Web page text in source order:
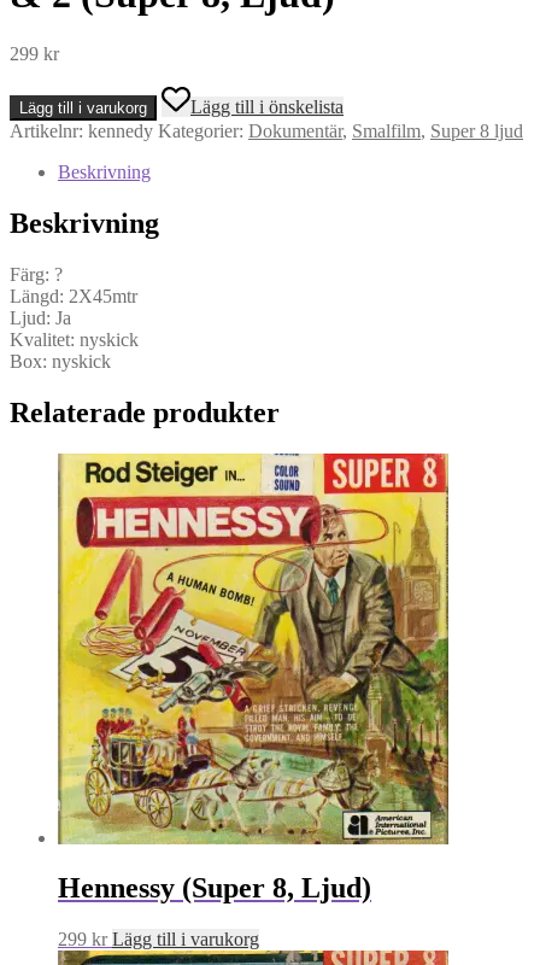
299 kr
President
Kennedy's
Liv
2
8,
Ljud)
mängd
Lägg till i varukorg
Lägg till i önskelista
Artikelnr: kennedy Kategorier: Dokumentär, Smalfilm, Super 8 ljud
Beskrivning
Beskrivning
Färg: ?
Längd: 2X45mtr
Ljud: Ja
Kvalitet: nyskick
Box: nyskick
Relaterade produkter
Hennessy (Super 8, Ljud)
299 kr Lägg till i varukorg